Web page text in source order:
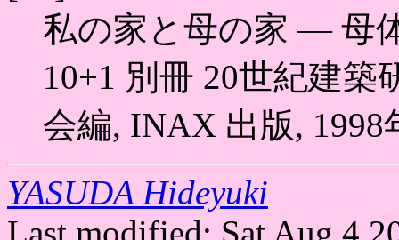
私の家と母の家 ― 母
10+1 別冊 20世紀建築
会編, INAX 出版, 1998
YASUDA Hideyuki
Last modified: Sat Aug 4